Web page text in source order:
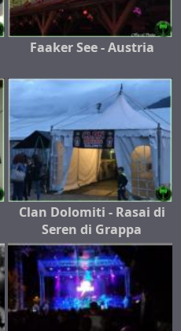
Faaker See - Austria
Clan Dolomiti - Rasai di
Seren di Grappa